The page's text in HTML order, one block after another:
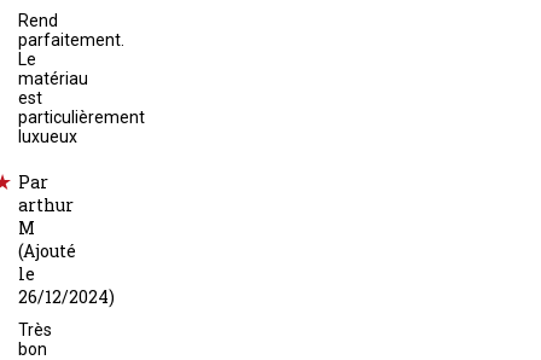
Rend
parfaitement.
Le
matériau
est
particulièrement
luxueux
Par
arthur
M
(Ajouté
le
26/12/2024)
Très
bon